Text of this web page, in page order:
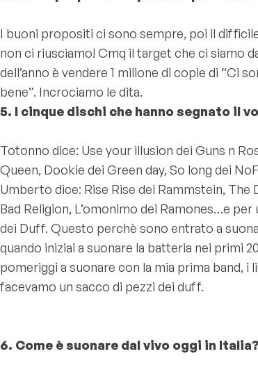
I buoni propositi ci sono sempre, poi il
non ci riusciamo! Cmq il target che ci siamo
dell’anno è vendere 1 milione di copie di “Ci
bene”. Incrociamo le dita.
5. I cinque dischi che hanno segnato il
Totonno dice: Use your illusion dei Guns n
Queen, Dookie dei Green day, So long dei
Umberto dice: Rise Rise dei Rammstein,
Bad Religion, L’omonimo dei Ramones…e
dei Duff. Questo perchè sono entrato a
quando iniziai a suonare la batteria nei primi
pomeriggi a suonare con la mia prima band, i
facevamo un sacco di pezzi dei duff.
6. Come è suonare dal vivo oggi in